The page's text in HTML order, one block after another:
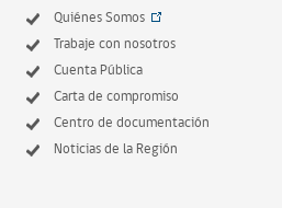
Quiénes Somos
Trabaje con nosotros
Cuenta Pública
Carta de compromiso
Centro de documentación
Noticias de la Región